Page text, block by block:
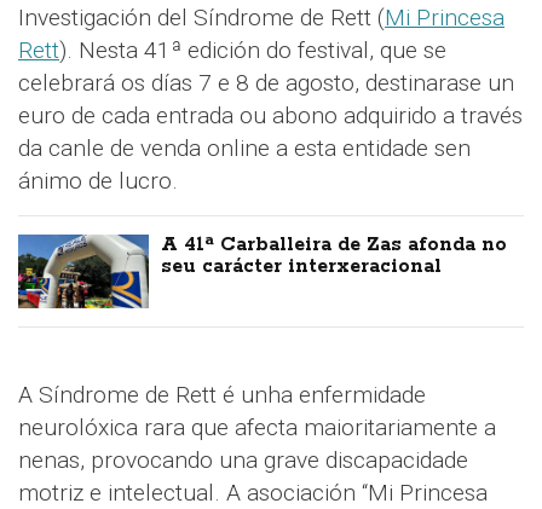
Investigación del Síndrome de Rett (Mi Princesa
Rett). Nesta 41ª edición do festival, que se
celebrará os días 7 e 8 de agosto, destinarase un
euro de cada entrada ou abono adquirido a través
da canle de venda online a esta entidade sen
ánimo de lucro.
A 41ª Carballeira de Zas afonda no
seu carácter interxeracional
A Síndrome de Rett é unha enfermidade
neurolóxica rara que afecta maioritariamente a
nenas, provocando una grave discapacidade
motriz e intelectual. A asociación “Mi Princesa